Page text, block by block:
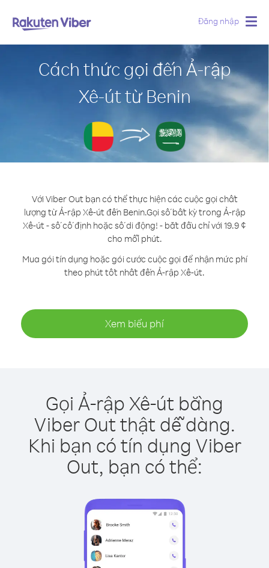
Đăng nhập
Cách thức gọi đến Ả-rập
Xê-út từ Benin
Với Viber Out bạn có thể thực hiện các cuộc gọi chất
lượng từ Ả-rập Xê-út đến Benin.Gọi số bất kỳ trong Ả-rập
Xê-út - số cố định hoặc số di động! - bắt đầu chỉ với 19.9 ¢
cho mỗi phút.
Mua gói tín dụng hoặc gói cước cuộc gọi để nhận mức phí
theo phút tốt nhất đến Ả-rập Xê-út.
Xem biểu phí
Gọi Ả-rập Xê-út bằng
Viber Out thật dễ dàng.
Khi bạn có tín dụng Viber
Out, bạn có thể: